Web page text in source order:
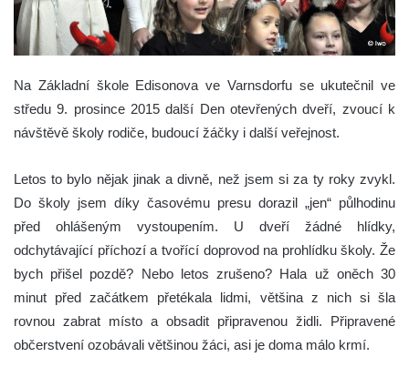
Na Základní škole Edisonova ve Varnsdorfu se ukutečnil ve
středu 9. prosince 2015 další Den otevřených dveří, zvoucí k
návštěvě školy rodiče, budoucí žáčky i další veřejnost.
Letos to bylo nějak jinak a divně, než jsem si za ty roky zvykl.
Do školy jsem díky časovému presu dorazil „jen“ půlhodinu
před ohlášeným vystoupením. U dveří žádné hlídky,
odchytávající příchozí a tvořící doprovod na prohlídku školy. Že
bych přišel pozdě? Nebo letos zrušeno? Hala už oněch 30
minut před začátkem přetékala lidmi, většina z nich si šla
rovnou zabrat místo a obsadit připravenou židli. Připravené
občerstvení ozobávali většinou žáci, asi je doma málo krmí.